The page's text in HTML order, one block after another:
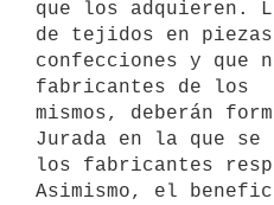
que los adquieren.
de tejidos en
confecciones y que
fabricantes de los
mismos, deberán
Jurada en la que
los fabricantes
Asimismo, el